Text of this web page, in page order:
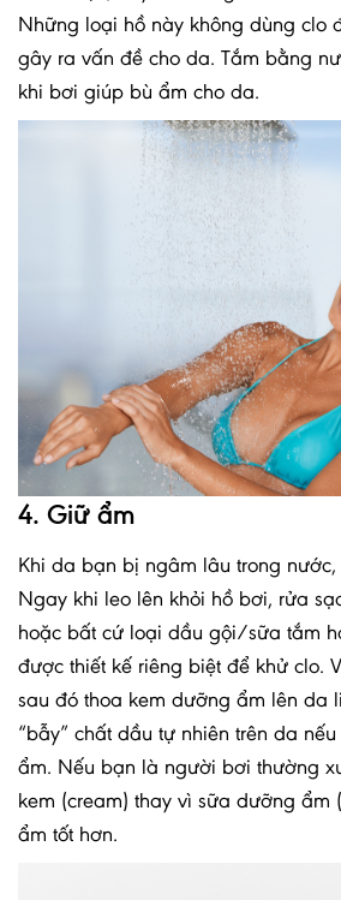
Những loại hồ này không dùng clo
gây ra vấn đề cho da. Tắm bằng
khi bơi giúp bù ẩm cho da.
4. Giữ ẩm
Khi da bạn bị ngâm lâu trong
Ngay khi leo lên khỏi hồ bơi, rửa
hoặc bất cứ loại dầu gội/sữa tắm
được thiết kế riêng biệt để khử clo.
sau đó thoa kem dưỡng ẩm lên da
“bẫy” chất dầu tự nhiên trên da
ẩm. Nếu bạn là người bơi thường
kem (cream) thay vì sữa dưỡng ẩm
ẩm tốt hơn.